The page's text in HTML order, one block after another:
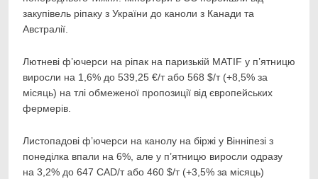
закупівель ріпаку з України до каноли з Канади та
Австралії.
Лютневі ф’ючерси на ріпак на паризькій MATIF у п’ятницю
виросли на 1,6% до 539,25 €/т або 568 $/т (+8,5% за
місяць) на тлі обмеженої пропозиції від європейських
фермерів.
Листопадові ф’ючерси на канолу на біржі у Вінніпезі з
понеділка впали на 6%, але у п’ятницю виросли одразу
на 3,2% до 647 CAD/т або 460 $/т (+3,5% за місяць)